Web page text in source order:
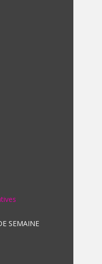
SEMAINE